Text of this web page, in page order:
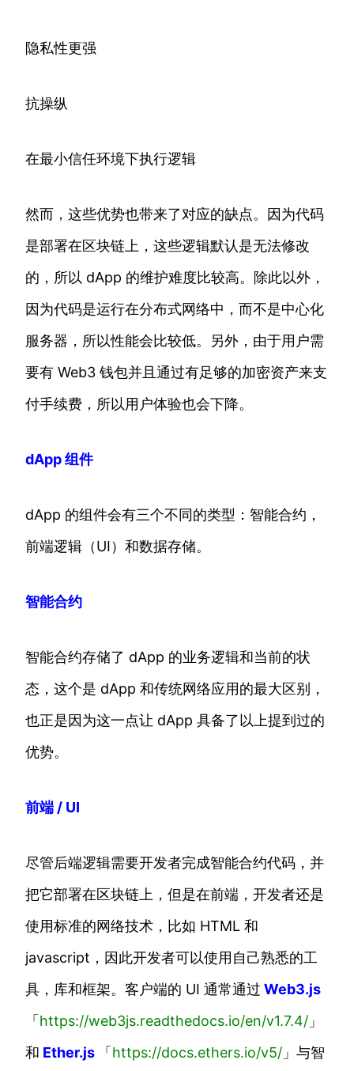
隐私性更强
抗操纵
在最小信任环境下执行逻辑
然而，这些优势也带来了对应的缺点。因为代码
是部署在区块链上，这些逻辑默认是无法修改
的，所以 dApp 的维护难度比较高。除此以外，
因为代码是运行在分布式网络中，而不是中心化
服务器，所以性能会比较低。另外，由于用户需
要有 Web3 钱包并且通过有足够的加密资产来支
付手续费，所以用户体验也会下降。
dApp 组件
dApp 的组件会有三个不同的类型：智能合约，
前端逻辑（UI）和数据存储。
智能合约
智能合约存储了 dApp 的业务逻辑和当前的状
态，这个是 dApp 和传统网络应用的最大区别，
也正是因为这一点让 dApp 具备了以上提到过的
优势。
前端 / UI
尽管后端逻辑需要开发者完成智能合约代码，并
把它部署在区块链上，但是在前端，开发者还是
使用标准的网络技术，比如 HTML 和
javascript，因此开发者可以使用自己熟悉的工
具，库和框架。客户端的 UI 通常通过 Web3.js
「 https://web3js.readthedocs.io/en/v1.7.4/ 」
和 Ether.js 「 https://docs.ethers.io/v5/ 」与智